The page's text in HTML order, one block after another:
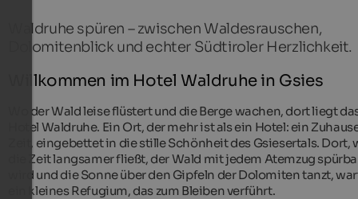
Waldruhe spüren – zwischen Waldesrauschen,
Dolomitenblick und echter Südtiroler Herzlichkeit.
Willkommen im Hotel Waldruhe in Gsies
Wo der Wald leise flüstert und die Berge wachen, dort liegt
Hotel Waldruhe. Ein Ort, der mehr ist als ein Hotel: ein
Zeit, eingebettet in die stille Schönheit des Gsiesertals. Dort,
die Zeit langsamer fließt, der Wald mit jedem Atemzug
wird und die Sonne über den Gipfeln der Dolomiten tanzt,
ein kleines Refugium, das zum Bleiben verführt.